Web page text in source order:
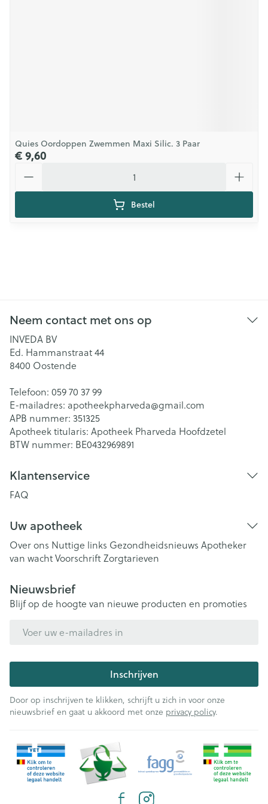
Quies Oordoppen Zwemmen Maxi Silic. 3 Paar
€ 9,60
Bestel
Neem contact met ons op
INVEDA BV
Ed. Hammanstraat 44
8400 Oostende
Telefoon: 059 70 37 99
E-mailadres: apotheekpharveda@gmail.com
APB nummer: 351325
Apotheek titularis: Apotheek Pharveda Hoofdzetel
BTW nummer: BE0432969891
Klantenservice
FAQ
Uw apotheek
Over ons Nuttige links Gezondheidsnieuws Apotheker
van wachtVoorschriftZorgtarieven
Nieuwsbrief
Blijf op de hoogte van nieuwe producten en promoties
Inschrijven
Door op inschrijven te klikken, schrijft u zich in voor onze
nieuwsbrief en gaat u akkoord met onze privacy policy.